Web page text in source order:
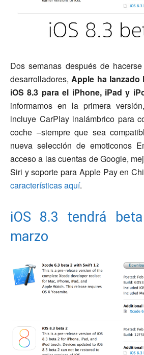
Dos semanas después de
desarrolladores,Apple ha lanzado
iOS 8.3 para el iPhone, iPad y
informamos en la primera
incluye CarPlay inalámbrico para
coche –siempre que sea
nueva selección de emoticonos
acceso a las cuentas de Google,
Siri y soporte para Apple Pay en
características aquí.
iOS 8.3 tendrá
marzo